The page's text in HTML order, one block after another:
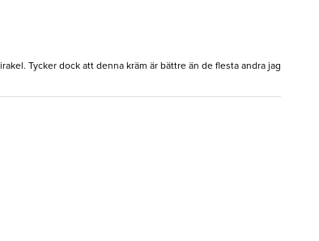
Tycker dock att denna kräm är bättre än de flesta andra jag